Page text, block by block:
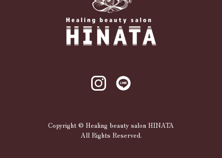
Copyright © Healing beauty salon HINATA
All Rights Reserved.